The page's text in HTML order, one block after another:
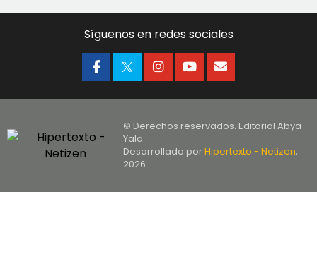
Síguenos en redes sociales
© Derechos reservados. Editorial Abya
Yala
Desarrollado porHipertexto - Netizen,
2026